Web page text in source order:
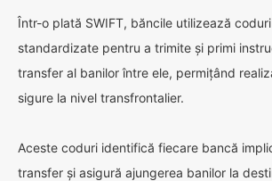
Într-o plată SWIFT, băncile utilizează
standardizate pentru a trimite și primi
transfer al banilor între ele, permițând
sigure la nivel transfrontalier.
Aceste coduri identifică fiecare bancă
transfer și asigură ajungerea banilor la